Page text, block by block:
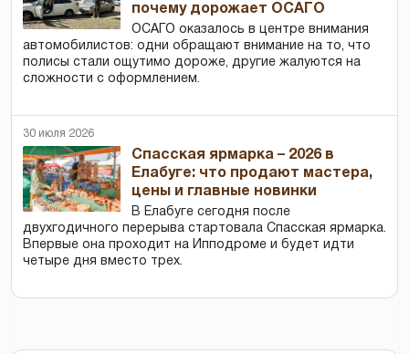
почему дорожает ОСАГО
ОСАГО оказалось в центре внимания
автомобилистов: одни обращают внимание на то, что
полисы стали ощутимо дороже, другие жалуются на
сложности с оформлением.
30 июля 2026
Спасская ярмарка – 2026 в
Елабуге: что продают мастера,
цены и главные новинки
В Елабуге сегодня после
двухгодичного перерыва стартовала Спасская ярмарка.
Впервые она проходит на Ипподроме и будет идти
четыре дня вместо трех.